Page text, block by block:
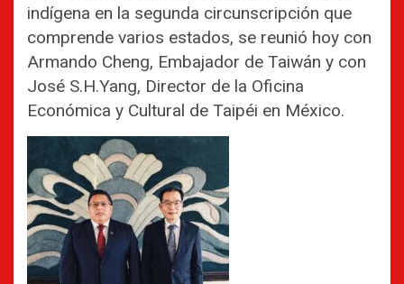
indígena en la segunda circunscripción que
comprende varios estados, se reunió hoy con
Armando Cheng, Embajador de Taiwán y con
José S.H.Yang, Director de la Oficina
Económica y Cultural de Taipéi en México.